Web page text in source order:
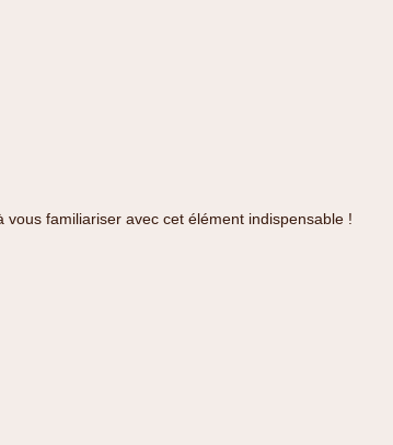
familiariser avec cet élément indispensable !